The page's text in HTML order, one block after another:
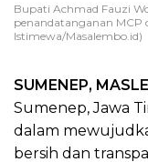
Bupati Achmad Fauzi
penandatanganan MCP
Istimewa/Masalembo.id)
SUMENEP,
Sumenep, Jawa
dalam
bersih dan